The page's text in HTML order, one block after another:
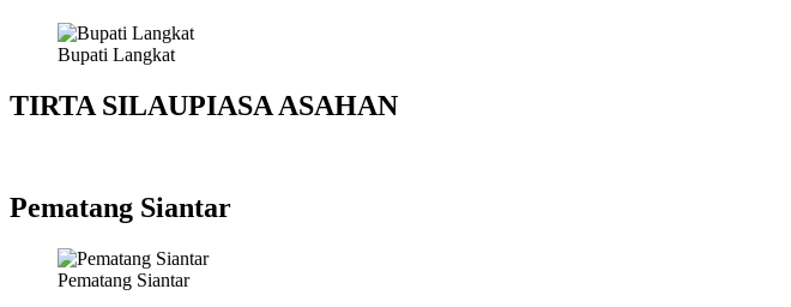
Bupati Langkat
TIRTA SILAUPIASA ASAHAN
Pematang Siantar
Pematang Siantar